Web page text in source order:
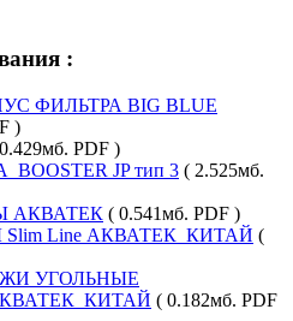
:
ФИЛЬТРА BIG BLUE
)
PDF )
JP тип 3 ( 2.525мб.
АКВАТЕК ( 0.541мб. PDF )
Line АКВАТЕК_КИТАЙ (
УГОЛЬНЫЕ
( 0.182мб. PDF